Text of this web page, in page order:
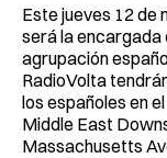
Este jueves 12 de
será la
agrupación
RadioVolta
los españoles en
Middle East
Massachusetts